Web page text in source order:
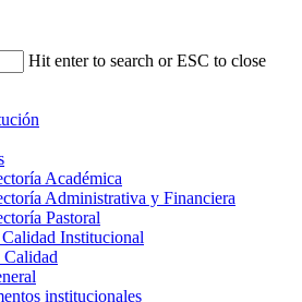
Hit enter to search or ESC to close
Académica
Administrativa y Financiera
Pastoral
Institucional
Calidad
institucionales